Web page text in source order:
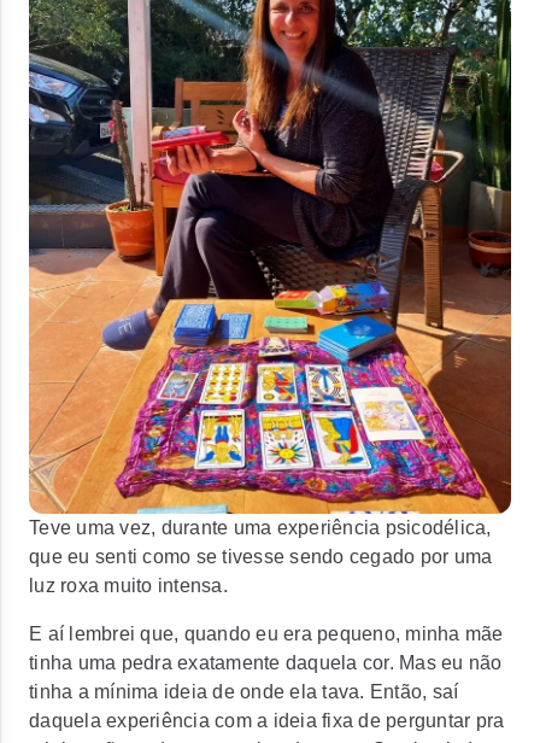
Teve uma vez, durante uma experiência psicodélica,
que eu senti como se tivesse sendo cegado por uma
luz roxa muito intensa.
E aí lembrei que, quando eu era pequeno, minha mãe
tinha uma pedra exatamente daquela cor. Mas eu não
tinha a mínima ideia de onde ela tava. Então, saí
daquela experiência com a ideia fixa de perguntar pra